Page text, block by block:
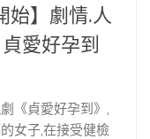
始】劇情.人
愛好孕到
《貞愛好孕到》,
女子,在接受健檢